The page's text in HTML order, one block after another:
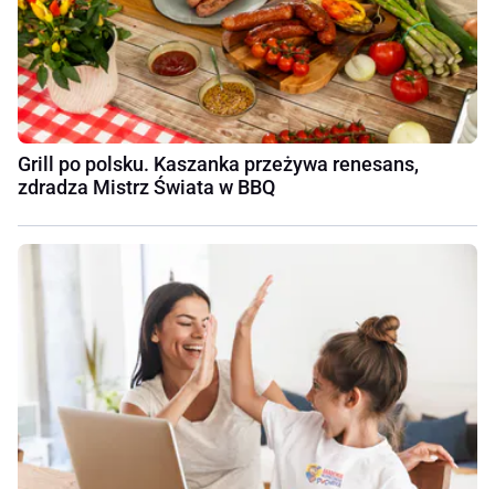
Grill po polsku. Kaszanka przeżywa renesans,
zdradza Mistrz Świata w BBQ